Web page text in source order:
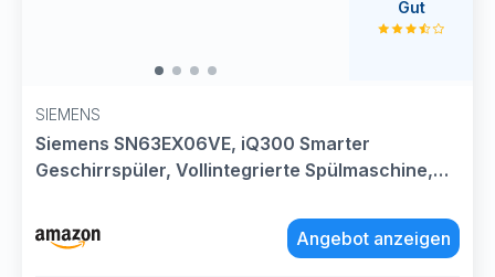
SIEMENS
Siemens SN63EX06VE, iQ300 Smarter
Geschirrspüler, Vollintegrierte Spülmaschine,
varioSpeed, Automatische Türöffnung, 3-fach
rackMatic, infoLight, intensiveZone
Gut
Angebot anzeigen